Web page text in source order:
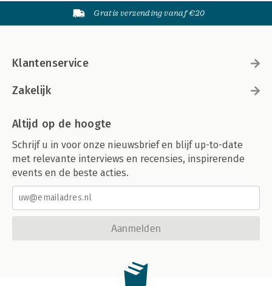
Gratis verzending vanaf €20
Klantenservice
Zakelijk
Altijd op de hoogte
Schrijf u in voor onze nieuwsbrief en blijf up-to-date
met relevante interviews en recensies, inspirerende
events en de beste acties.
Aanmelden